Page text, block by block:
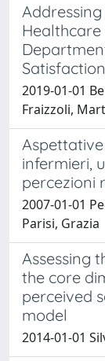
2019-01-01
Fraizzoli,
infermieri,
percezioni
2007-01-01
Parisi, Grazia
Assessing
the core
perceived
model
2014-01-01